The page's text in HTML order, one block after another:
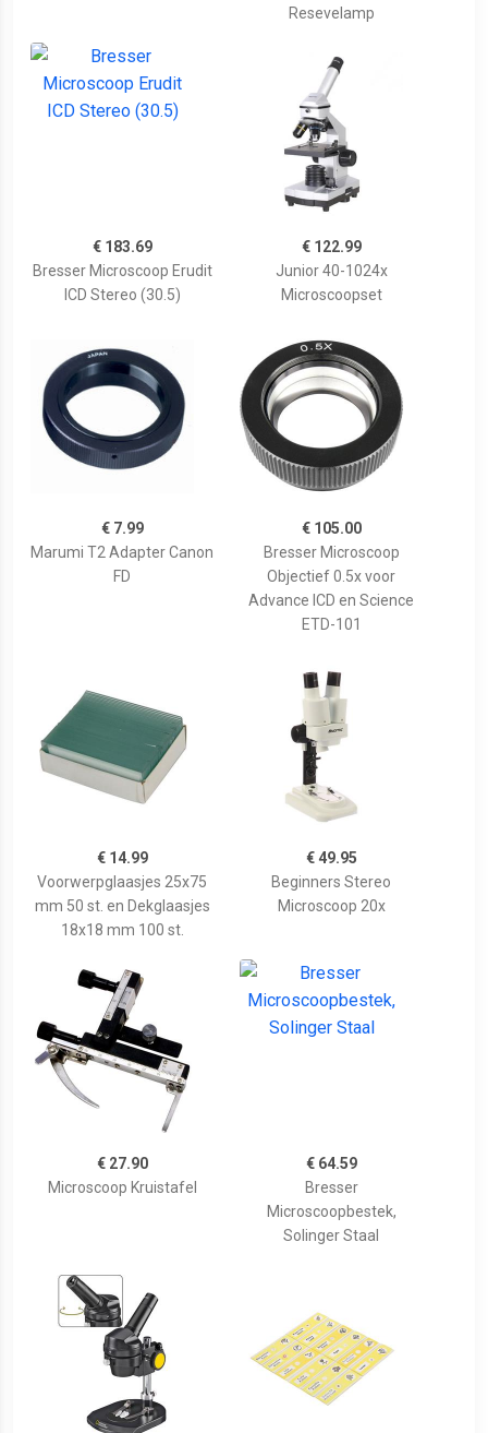
Resevelamp
€ 183.69
Bresser Microscoop Erudit
ICD Stereo (30.5)
€ 122.99
Junior 40-1024x
Microscoopset
€ 7.99
Marumi T2 Adapter Canon
FD
€ 105.00
Bresser Microscoop
Objectief 0.5x voor
Advance ICD en Science
ETD-101
€ 14.99
Voorwerpglaasjes 25x75
mm 50 st. en Dekglaasjes
18x18 mm 100 st.
€ 49.95
Beginners Stereo
Microscoop 20x
€ 27.90
Microscoop Kruistafel
€ 64.59
Bresser
Microscoopbestek,
Solinger Staal